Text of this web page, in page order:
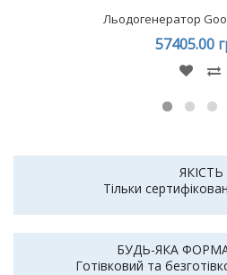
Льодогенератор
57405.00
ЯКІСТЬ
Тільки
БУДЬ-ЯКА
Готівковий та